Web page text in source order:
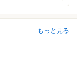
もっと見る